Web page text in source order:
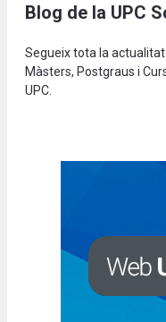
Blog de la UPC
Segueix tota la
Màsters, Postgraus i
UPC.